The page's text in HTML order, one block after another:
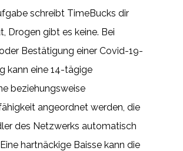
schreibt TimeBucks dir
Drogen gibt es keine. Bei
Bestätigung einer Covid-19-
kann eine 14-tägige
beziehungsweise
angeordnet werden, die
des Netzwerks automatisch
hartnäckige Baisse kann die